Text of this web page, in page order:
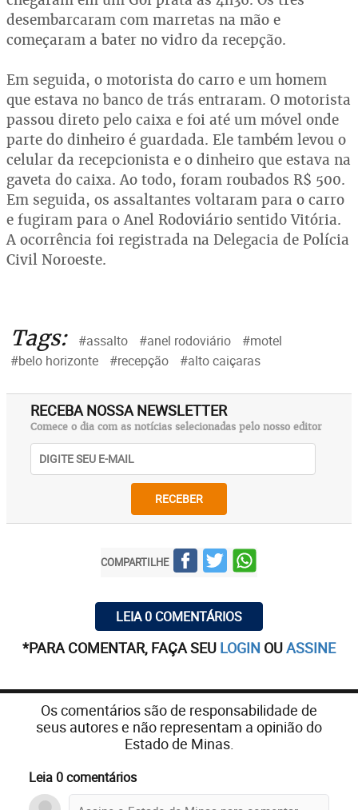
desembarcaram com marretas na mão e
começaram a bater no vidro da recepção.
Em seguida, o motorista do carro e um homem
que estava no banco de trás entraram. O motorista
passou direto pelo caixa e foi até um móvel onde
parte do dinheiro é guardada. Ele também levou o
celular da recepcionista e o dinheiro que estava na
gaveta do caixa. Ao todo, foram roubados R$ 500.
Em seguida, os assaltantes voltaram para o carro
e fugiram para o Anel Rodoviário sentido Vitória.
A ocorrência foi registrada na Delegacia de Polícia
Civil Noroeste.
Tags: #assalto #anel rodoviário
#motel
#belo horizonte
#recepção #alto caiçaras
RECEBA NOSSA NEWSLETTER
Comece o dia com as notícias selecionadas pelo nosso editor
RECEBER
COMPARTILHE
LEIA 0 COMENTÁRIOS
*PARA COMENTAR, FAÇA SEU LOGIN OUASSINE
Os comentários são de responsabilidade de
seus autores e não representam a opinião do
Estado de Minas.
Leia 0 comentários